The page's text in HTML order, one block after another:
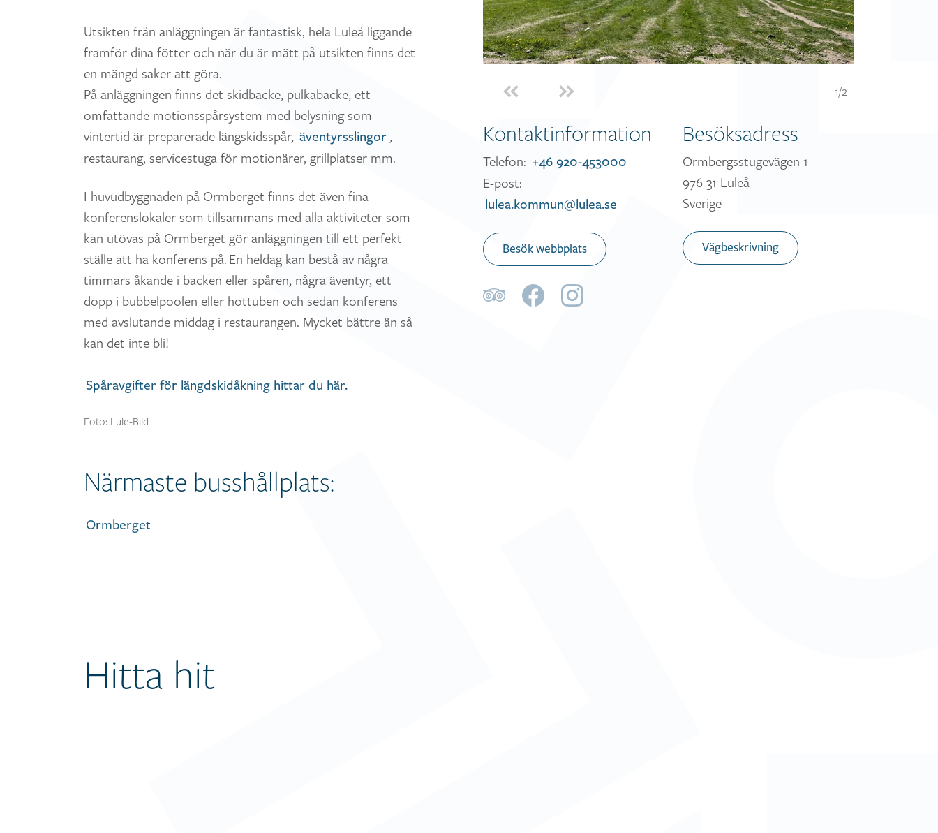
Utsikten från anläggningen är fantastisk, hela Luleå liggande
framför dina fötter och när du är mätt på utsikten finns det
en mängd saker att göra.
På anläggningen finns det skidbacke, pulkabacke, ett
omfattande motionsspårsystem med belysning som
vintertid är preparerade längskidsspår, äventyrsslingor ,
restaurang, servicestuga för motionärer, grillplatser mm.
I huvudbyggnaden på Ormberget finns det även fina
konferenslokaler som tillsammans med alla aktiviteter som
kan utövas på Ormberget gör anläggningen till ett perfekt
ställe att ha konferens på. En heldag kan bestå av några
timmars åkande i backen eller spåren, några äventyr, ett
dopp i bubbelpoolen eller hottuben och sedan konferens
med avslutande middag i restaurangen. Mycket bättre än så
kan det inte bli!
Spåravgifter för längdskidåkning hittar du här.
Foto: Lule-Bild
Närmaste busshållplats:
Ormberget
1/2
Kontaktinformation
Telefon: +46 920-453000
E-post:
lulea.kommun@lulea.se
Besök webbplats
Besöksadress
Ormbergsstugevägen 1
976 31 Luleå
Sverige
Vägbeskrivning
Hitta hit